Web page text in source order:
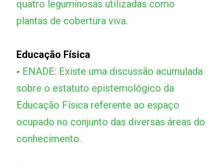
quatro leguminosas utilizadas como
plantas de cobertura viva.
Educação Física
- ENADE: Existe uma discussão acumulada
sobre o estatuto epistemológico da
Educação Física referente ao espaço
ocupado no conjunto das diversas áreas do
conhecimento.